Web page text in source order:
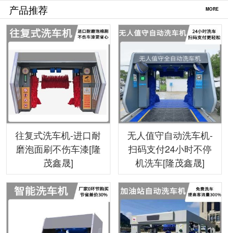
产品推荐 MORE
往复式洗车机-进口耐
磨泡面刷不伤车漆[隆
茂鑫晟]
无人值守自动洗车机-
扫码支付24小时不停
机洗车[隆茂鑫晟]